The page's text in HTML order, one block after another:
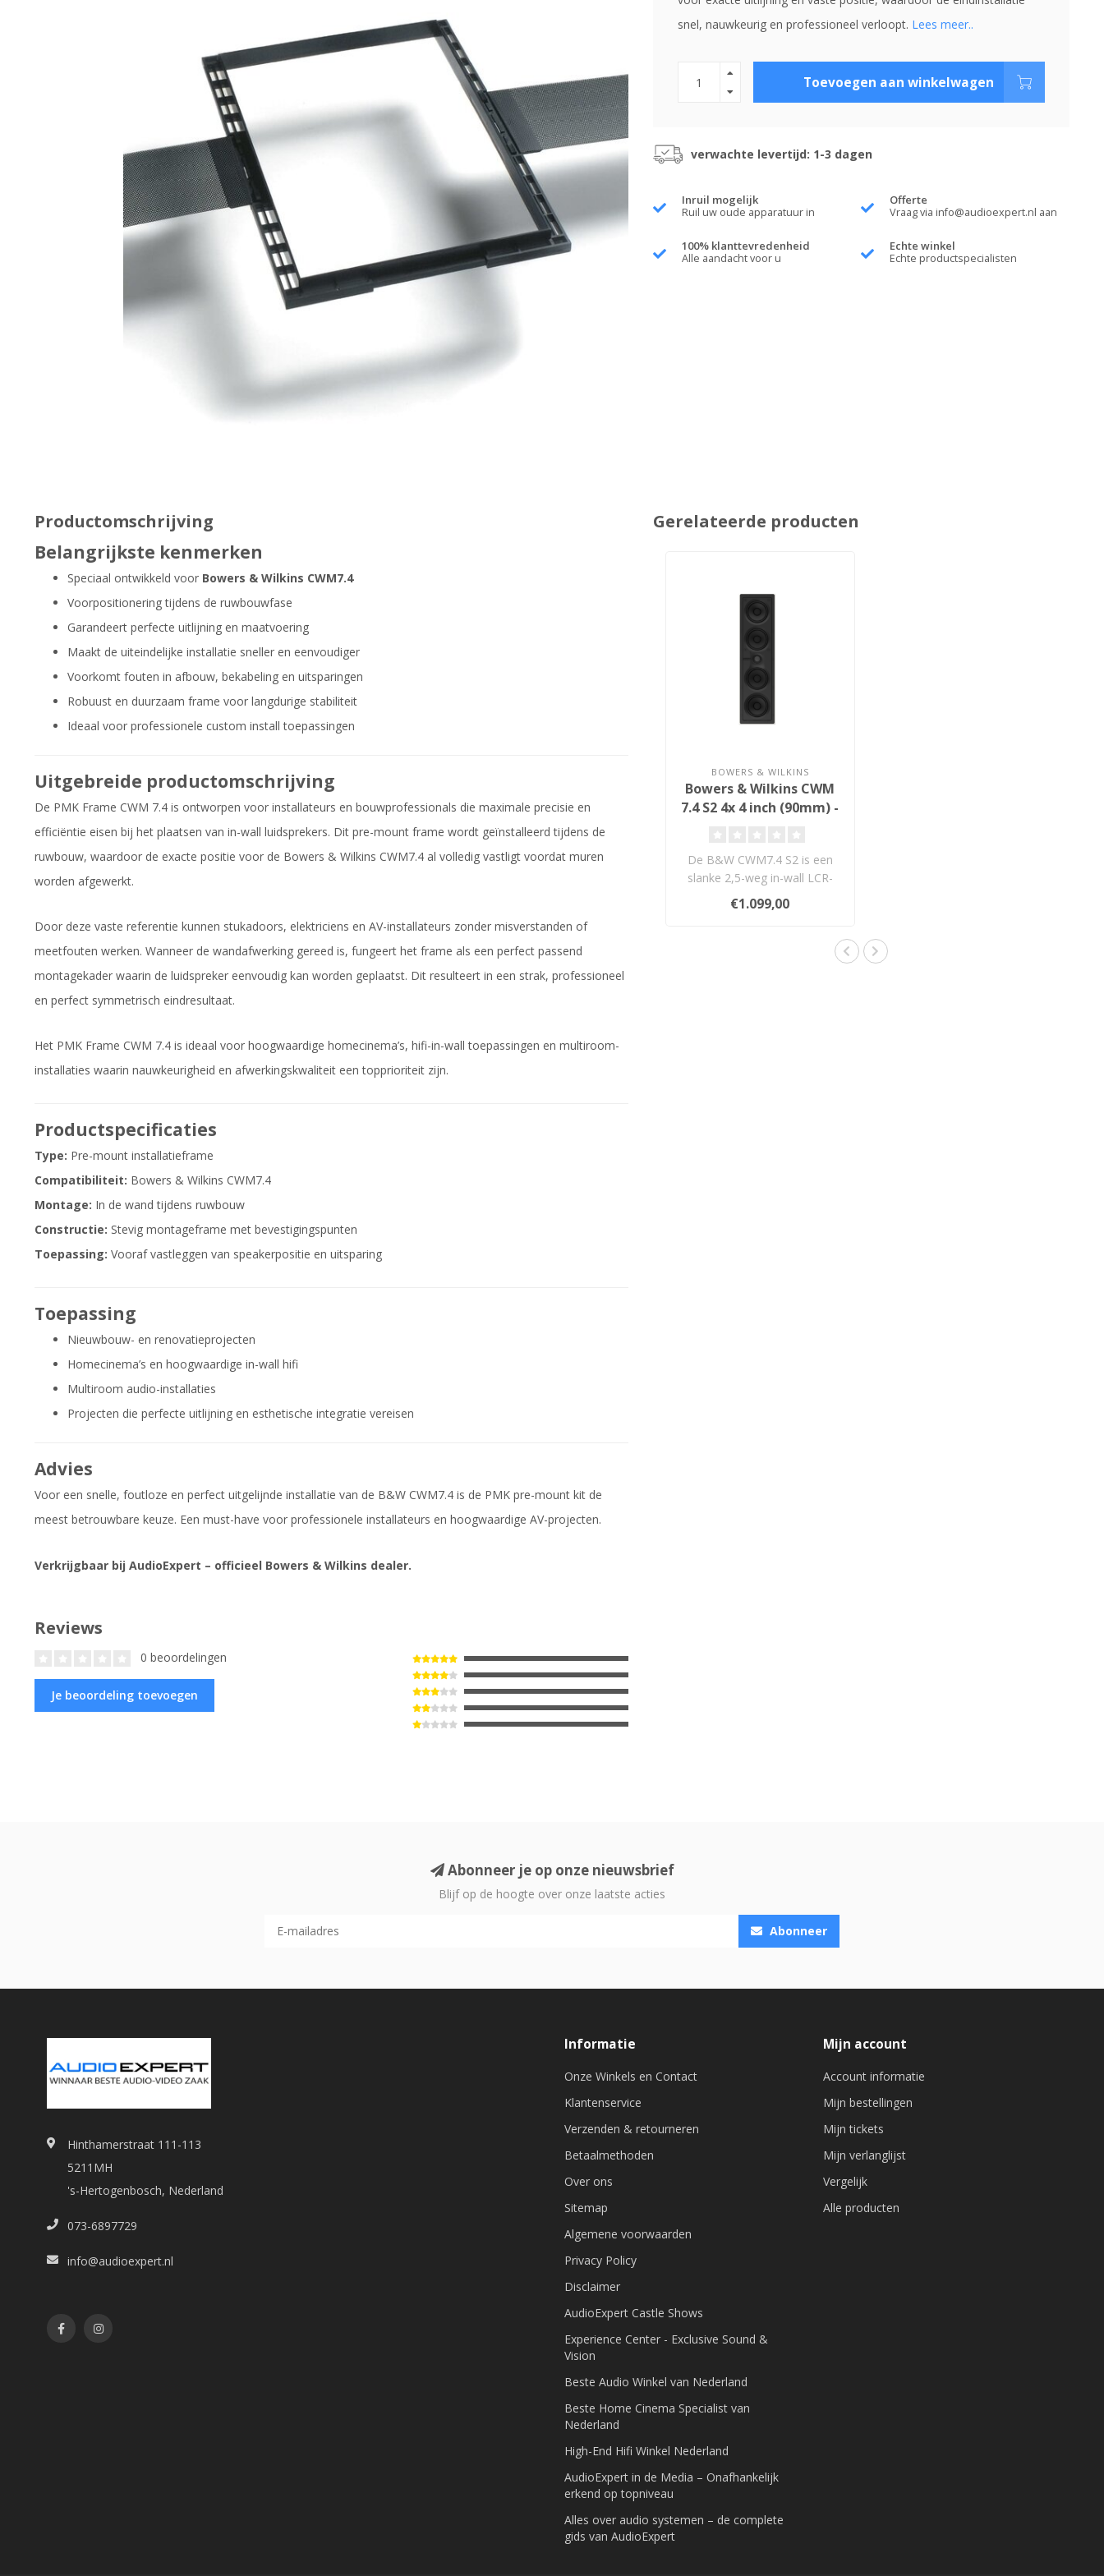
snel, nauwkeurig en professioneel verloopt. Lees meer..
Toevoegen aan winkelwagen
verwachte levertijd: 1-3 dagen
Inruil mogelijk
Ruil uw oude apparatuur in
Offerte
Vraag via info@audioexpert.nl aan
100% klanttevredenheid
Alle aandacht voor u
Echte winkel
Echte productspecialisten
Productomschrijving
Belangrijkste kenmerken
Speciaal ontwikkeld voor Bowers & Wilkins CWM7.4
Voorpositionering tijdens de ruwbouwfase
Garandeert perfecte uitlijning en maatvoering
Maakt de uiteindelijke installatie sneller en eenvoudiger
Voorkomt fouten in afbouw, bekabeling en uitsparingen
Robuust en duurzaam frame voor langdurige stabiliteit
Ideaal voor professionele custom install toepassingen
Uitgebreide productomschrijving
De PMK Frame CWM 7.4 is ontworpen voor installateurs en bouwprofessionals die maximale precisie en
efficiëntie eisen bij het plaatsen van in-wall luidsprekers. Dit pre-mount frame wordt geïnstalleerd tijdens de
ruwbouw, waardoor de exacte positie voor de Bowers & Wilkins CWM7.4 al volledig vastligt voordat muren
worden afgewerkt.
Door deze vaste referentie kunnen stukadoors, elektriciens en AV-installateurs zonder misverstanden of
meetfouten werken. Wanneer de wandafwerking gereed is, fungeert het frame als een perfect passend
montagekader waarin de luidspreker eenvoudig kan worden geplaatst. Dit resulteert in een strak, professioneel
en perfect symmetrisch eindresultaat.
Het PMK Frame CWM 7.4 is ideaal voor hoogwaardige homecinema’s, hifi-in-wall toepassingen en multiroom-
installaties waarin nauwkeurigheid en afwerkingskwaliteit een topprioriteit zijn.
Productspecificaties
Type: Pre-mount installatieframe
Compatibiliteit: Bowers & Wilkins CWM7.4
Montage: In de wand tijdens ruwbouw
Constructie: Stevig montageframe met bevestigingspunten
Toepassing: Vooraf vastleggen van speakerpositie en uitsparing
Toepassing
Nieuwbouw- en renovatieprojecten
Homecinema’s en hoogwaardige in-wall hifi
Multiroom audio-installaties
Projecten die perfecte uitlijning en esthetische integratie vereisen
Advies
Voor een snelle, foutloze en perfect uitgelijnde installatie van de B&W CWM7.4 is de PMK pre-mount kit de
meest betrouwbare keuze. Een must-have voor professionele installateurs en hoogwaardige AV-projecten.
Verkrijgbaar bij AudioExpert – officieel Bowers & Wilkins dealer.
Reviews
0 beoordelingen
Je beoordeling toevoegen
Gerelateerde producten
BOWERS & WILKINS
Bowers & Wilkins CWM
7.4 S2 4x 4 inch (90mm) -
De B&W CWM7.4 S2 is een
slanke 2,5-weg in-wall LCR-
luidspreker met Carbon
Dome-t..
€1.099,00
Abonneer je op onze nieuwsbrief
Blijf op de hoogte over onze laatste acties
Abonneer
Hinthamerstraat 111-113
5211MH
's-Hertogenbosch, Nederland
073-6897729
info@audioexpert.nl
Informatie
Onze Winkels en Contact
Klantenservice
Verzenden & retourneren
Betaalmethoden
Over ons
Sitemap
Algemene voorwaarden
Privacy Policy
Disclaimer
AudioExpert Castle Shows
Experience Center - Exclusive Sound &
Vision
Beste Audio Winkel van Nederland
Beste Home Cinema Specialist van
Nederland
High-End Hifi Winkel Nederland
AudioExpert in de Media – Onafhankelijk
erkend op topniveau
Alles over audio systemen – de complete
gids van AudioExpert
Mijn account
Account informatie
Mijn bestellingen
Mijn tickets
Mijn verlanglijst
Vergelijk
Alle producten